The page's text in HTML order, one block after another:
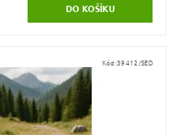
Kód:39412/SED